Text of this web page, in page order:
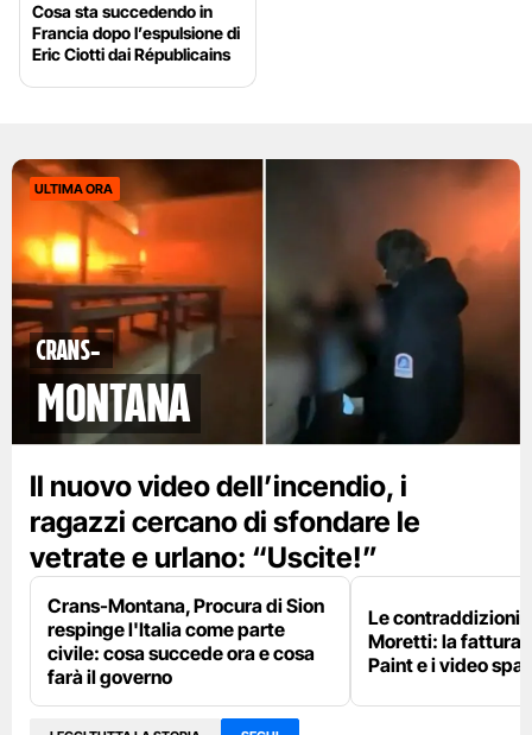
Cosa sta succedendo in
Francia dopo l’espulsione di
Eric Ciotti dai Républicains
ULTIMA ORA
Crans-
Montana
Il nuovo video dell’incendio, i
ragazzi cercano di sfondare le
vetrate e urlano: “Uscite!”
Crans-Montana, Procura di Sion
respinge l'Italia come parte
civile: cosa succede ora e cosa
farà il governo
Le contraddizioni
Moretti: la fattura
Paint e i video